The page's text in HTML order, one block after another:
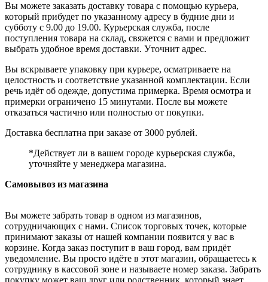
Вы можете заказать доставку товара с помощью курьера,
который прибудет по указанному адресу в будние дни и
субботу с 9.00 до 19.00. Курьерская служба, после
поступления товара на склад, свяжется с вами и предложит
выбрать удобное время доставки. Уточнит адрес.
Вы вскрываете упаковку при курьере, осматриваете на
целостность и соответствие указанной комплектации. Если
речь идёт об одежде, допустима примерка. Время осмотра и
примерки ограничено 15 минутами. После вы можете
отказаться частично или полностью от покупки.
Доставка бесплатна при заказе от 3000 рублей.
*Действует ли в вашем городе курьерская служба,
уточняйте у менеджера магазина.
Самовывоз из магазина
Вы можете забрать товар в одном из магазинов,
сотрудничающих с нами. Список торговых точек, которые
принимают заказы от нашей компании появится у вас в
корзине. Когда заказ поступит в ваш город, вам придёт
уведомление. Вы просто идёте в этот магазин, обращаетесь к
сотруднику в кассовой зоне и называете номер заказа. Забрать